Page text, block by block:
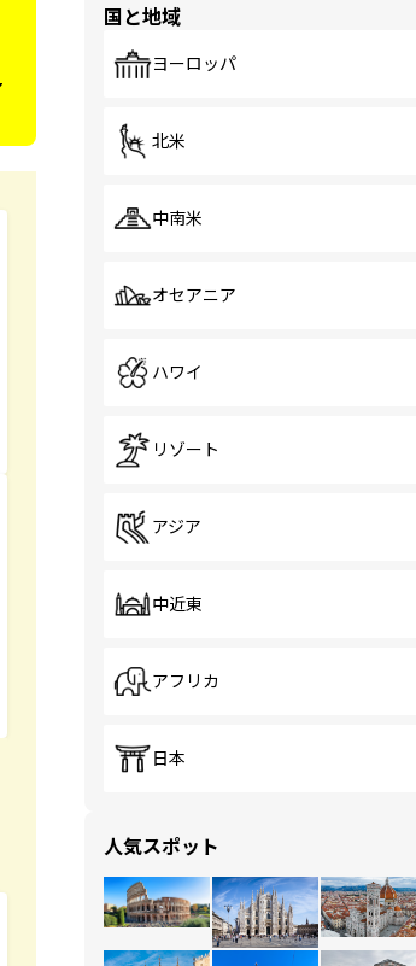
国と地域
ヨーロッパ
北米
中南米
オセアニア
ハワイ
リゾート
アジア
中近東
アフリカ
日本
人気スポット